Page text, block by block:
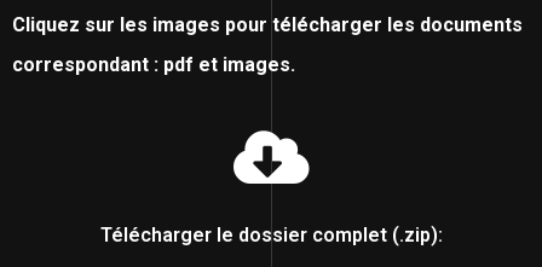
Cliquez sur les images pour télécharger les documents
correspondant : pdf et images.
Télécharger le dossier complet (.zip):